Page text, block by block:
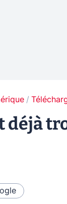
déjà